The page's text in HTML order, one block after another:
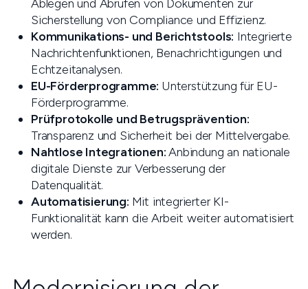
Ablegen und Abrufen von Dokumenten zur
Sicherstellung von Compliance und Effizienz.
Kommunikations- und Berichtstools: Integrierte
Nachrichtenfunktionen, Benachrichtigungen und
Echtzeitanalysen.
EU-Förderprogramme: Unterstützung für EU-
Förderprogramme.
Prüfprotokolle und Betrugsprävention:
Transparenz und Sicherheit bei der Mittelvergabe.
Nahtlose Integrationen:Anbindung an nationale
digitale Dienste zur Verbesserung der
Datenqualität.
Automatisierung: Mit integrierter KI-
Funktionalität kann die Arbeit weiter automatisiert
werden.